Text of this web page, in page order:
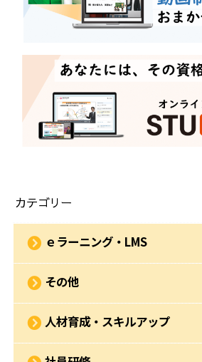
カテゴリー
ｅラーニング・LMS
その他
人材育成・スキルアップ